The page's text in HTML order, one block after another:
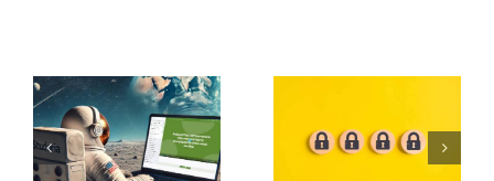
Cours BTS CG
: Votre
plateforme
d’apprentissage
complète protéger ses